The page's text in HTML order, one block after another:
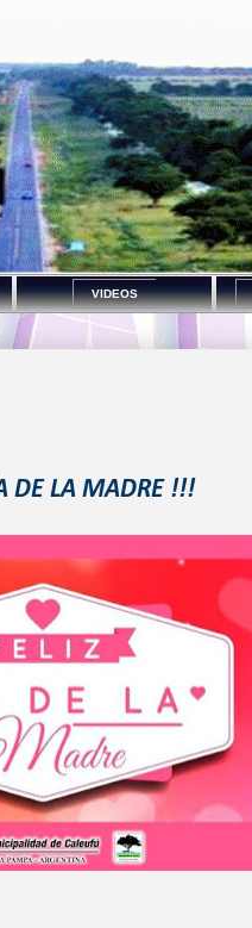
VIDEOS
DE LA MADRE !!!